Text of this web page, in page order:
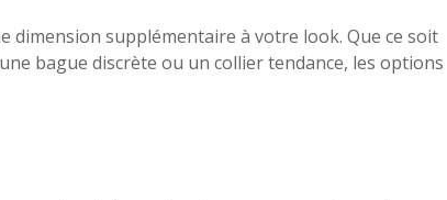
supplémentaire à votre look. Que ce soit
bague discrète ou un collier tendance, les options